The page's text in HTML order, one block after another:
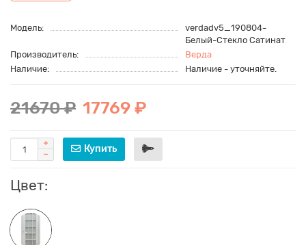
Модель:
verdadv5_190804-
Белый-Стекло Сатинат
Производитель:
Верда
Наличие:
Наличие - уточняйте.
21670 ₽ 17769 ₽
Купить
Цвет: